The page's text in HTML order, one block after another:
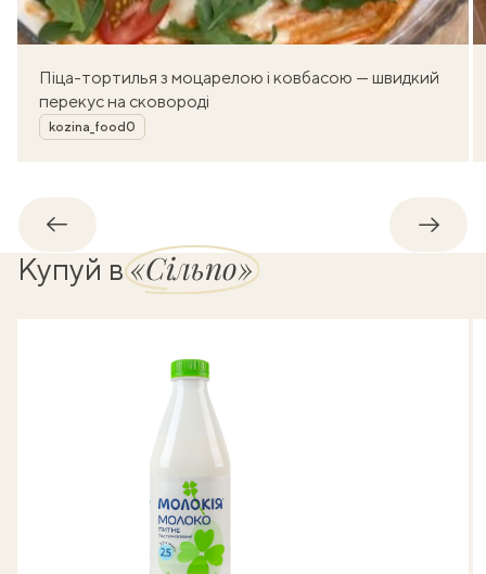
Піца-тортилья з моцарелою і ковбасою — швидкий
перекус на сковороді
Автор
kozina_food0
Назад
Купуй в«Сільпо»